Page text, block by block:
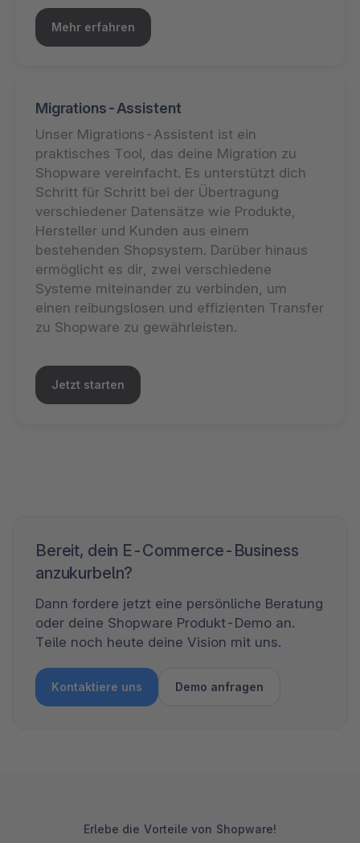
Mehr erfahren
Migrations-Assistent
Unser Migrations-Assistent ist ein
praktisches Tool, das deine Migration zu
Shopware vereinfacht. Es unterstützt dich
Schritt für Schritt bei der Übertragung
verschiedener Datensätze wie Produkte,
Hersteller und Kunden aus einem
bestehenden Shopsystem. Darüber hinaus
ermöglicht es dir, zwei verschiedene
Systeme miteinander zu verbinden, um
einen reibungslosen und effizienten Transfer
zu Shopware zu gewährleisten.
Jetzt starten
Bereit, dein E-Commerce-Business
anzukurbeln?
Dann fordere jetzt eine persönliche Beratung
oder deine Shopware Produkt-Demo an.
Teile noch heute deine Vision mit uns.
Kontaktiere uns Demo anfragen
Erlebe die Vorteile von Shopware!